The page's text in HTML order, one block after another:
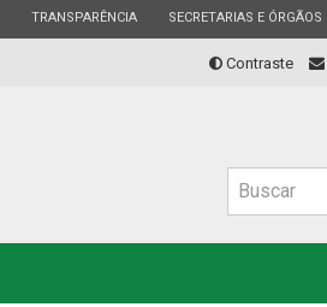
ESTADO
TRANSPARÊNCIA ESTADO
SECRETARIAS E ÓRGÃOS
Contraste
Buscar